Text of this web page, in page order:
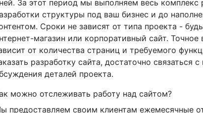
За этот период мы выполняем весь комплекс
структуры под ваш бизнес и до
Сроки не зависят от типа проекта -
магазин или корпоративный сайт. Точное
от количества страниц и требуемого
разработку сайта, достаточно связаться
деталей проекта.
можно отслеживать работу над сайтом?
предоставляем своим клиентам ежемесячные